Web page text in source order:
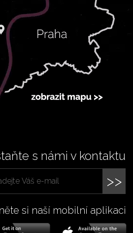
s námi v kontaktu
>>
si naší mobilní aplikaci